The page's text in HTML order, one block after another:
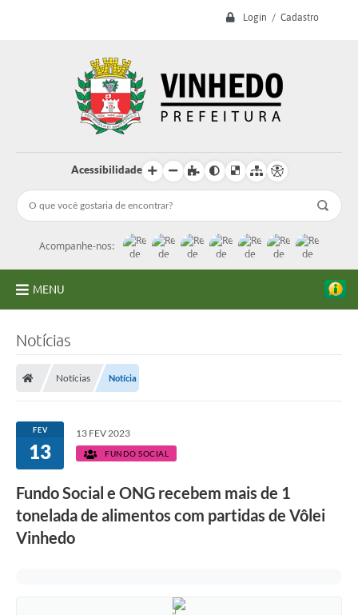
Login / Cadastro
Acessibilidade
Acompanhe-nos:
MENU
Licitações
Transparência
Concursos e Processos Seletivos
Notícias
Notícias Notícia
FEV
13
13 FEV 2023
FUNDO SOCIAL
Fundo Social e ONG recebem mais de 1
tonelada de alimentos com partidas de Vôlei
Vinhedo